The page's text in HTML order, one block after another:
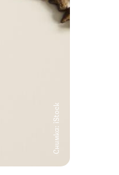
Снимка: iStock